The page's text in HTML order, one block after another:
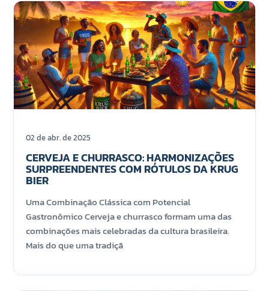
02 de abr. de 2025
CERVEJA E CHURRASCO: HARMONIZAÇÕES
SURPREENDENTES COM RÓTULOS DA KRUG
BIER
Uma Combinação Clássica com Potencial
Gastronômico Cerveja e churrasco formam uma das
combinações mais celebradas da cultura brasileira.
Mais do que uma tradiçã